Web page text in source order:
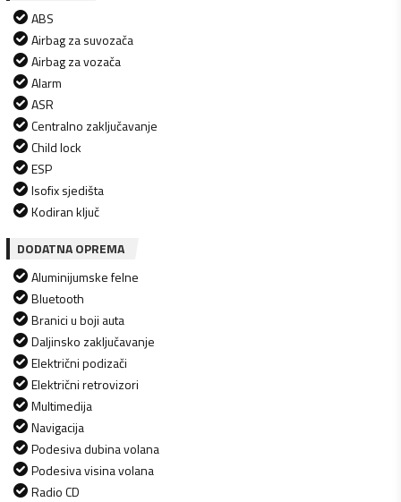
ABS
Airbag za suvozača
Airbag za vozača
Alarm
ASR
Centralno zaključavanje
Child lock
ESP
Isofix sjedišta
Kodiran ključ
DODATNA OPREMA
Aluminijumske felne
Bluetooth
Branici u boji auta
Daljinsko zaključavanje
Električni podizači
Električni retrovizori
Multimedija
Navigacija
Podesiva dubina volana
Podesiva visina volana
Radio CD